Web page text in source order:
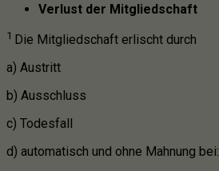
Verlust der Mitgliedschaft
1 Die Mitgliedschaft erlischt durch
a) Austritt
b) Ausschluss
c) Todesfall
d) automatisch und ohne Mahnung bei: